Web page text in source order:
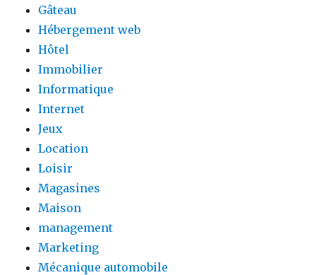
Gâteau
Hébergement web
Hôtel
Immobilier
Informatique
Internet
Jeux
Location
Loisir
Magasines
Maison
management
Marketing
Mécanique automobile